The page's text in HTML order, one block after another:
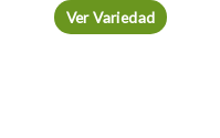
Ver Variedad